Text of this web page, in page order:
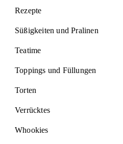
Rezepte
Süßigkeiten und Pralinen
Teatime
Toppings und Füllungen
Torten
Verrücktes
Whookies